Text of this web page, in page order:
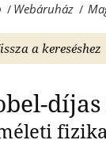
/ Webáruház /
a kereséshez